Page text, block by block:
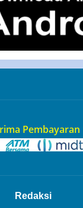
Pembayaran
Redaksi